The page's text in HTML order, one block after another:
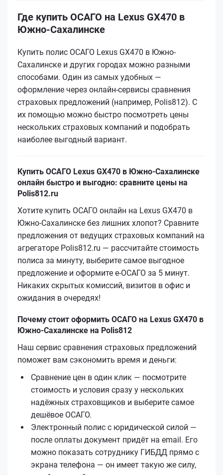
Где купить ОСАГО на Lexus GX470 в
Южно-Сахалинске
Купить полис ОСАГО Lexus GX470 в Южно-
Сахалинске и других городах можно разными
способами. Один из самых удобных —
оформление через онлайн-сервисы сравнения
страховых предложений (например, Polis812). С
их помощью можно быстро посмотреть цены
нескольких страховых компаний и подобрать
наиболее выгодный вариант.
Купить ОСАГО Lexus GX470 в Южно-Сахалинске
онлайн быстро и выгодно: сравните цены на
Polis812.ru
Хотите купить ОСАГО онлайн на Lexus GX470 в
Южно-Сахалинске без лишних хлопот? Сравните
предложения от ведущих страховых компаний на
агрегаторе Polis812.ru — рассчитайте стоимость
полиса за минуту, выберите самое выгодное
предложение и оформите е‑ОСАГО за 5 минут.
Никаких скрытых комиссий, визитов в офис и
ожидания в очередях!
Почему стоит оформить ОСАГО на Lexus GX470 в
Южно-Сахалинске на Polis812
Наш сервис сравнения страховых предложений
поможет вам сэкономить время и деньги:
Сравнение цен в один клик — посмотрите
стоимость и условия сразу у нескольких
надёжных страховщиков и выберите самое
дешёвое ОСАГО.
Электронный полис с юридической силой —
после оплаты документ придёт на email. Его
можно показать сотруднику ГИБДД прямо с
экрана телефона — он имеет такую же силу,